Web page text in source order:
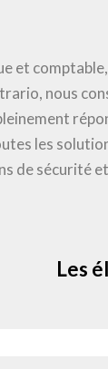
et
nous
les
de sécurité
Les